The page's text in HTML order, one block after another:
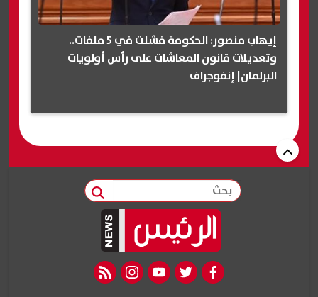
إيهاب منصور: الحكومة فشلت في 5 ملفات..
وتعديلات قانون المعاشات على رأس أولويات
البرلمان| إنفوجراف
بحث
facebook
twitter
youtube
instagram
rss feed